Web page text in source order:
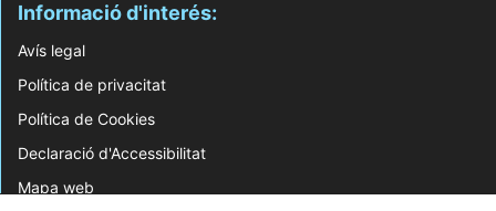
Informació d'interés:
Avís legal
Política de privacitat
Política de Cookies
Declaració d'Accessibilitat
Mapa web